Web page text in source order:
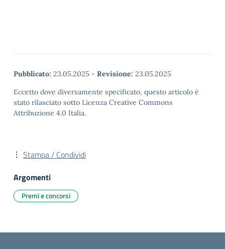
Pubblicato: 23.05.2025 - Revisione: 23.05.2025
Eccetto dove diversamente specificato, questo articolo è
stato rilasciato sotto Licenza Creative Commons
Attribuzione 4.0 Italia.
Stampa / Condividi
Argomenti
Premi e concorsi